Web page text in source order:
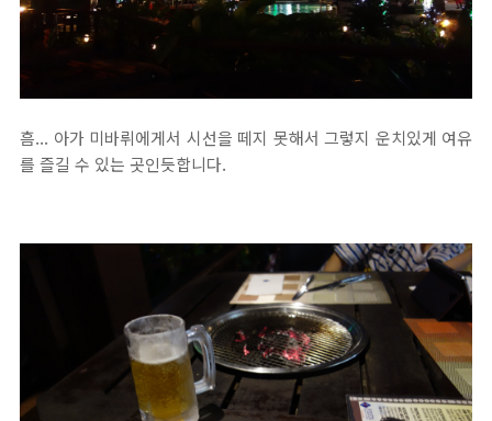
흠... 아가 미바뤼에게서 시선을 떼지 못해서 그렇지 운치있게 여유
를 즐길 수 있는 곳인듯합니다.